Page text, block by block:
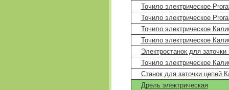
Точило электрическое
Точило электрическое
Точило электрическое
Точило электрическое
Электростанок для
Точило электрическое
Станок для заточки цепей
Дрель электрическая